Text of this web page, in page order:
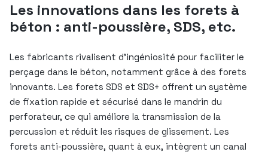
Les innovations dans les forets à
béton : anti-poussière, SDS, etc.
Les fabricants rivalisent d’ingéniosité pour faciliter le
perçage dans le béton, notamment grâce à des forets
innovants. Les forets SDS et SDS+ offrent un système
de fixation rapide et sécurisé dans le mandrin du
perforateur, ce qui améliore la transmission de la
percussion et réduit les risques de glissement. Les
forets anti-poussière, quant à eux, intègrent un canal